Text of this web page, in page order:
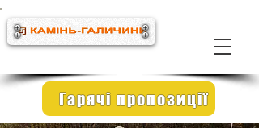
Гарячі пропозиції